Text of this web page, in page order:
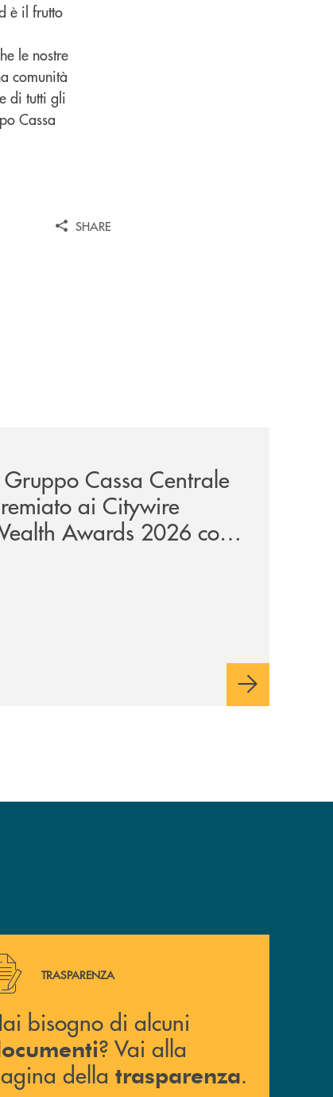
è il frutto
le nostre
comunità
di tutti gli
Cassa
SHARE
Gruppo Cassa Centrale
ai Citywire
Awards 2026 come
bisogno di alcuni documenti ? Vai alla pagina della
TRASPARENZA
bisogno di alcuni
? Vai alla
della trasparenza.